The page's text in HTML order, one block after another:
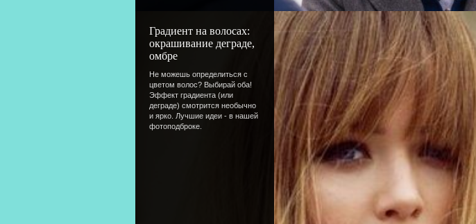
Градиент на волосах:
окрашивание деграде,
омбре
Не можешь определиться с
цветом волос? Выбирай оба!
Эффект градиента (или
деграде) смотрится необычно
и ярко. Лучшие идеи - в нашей
фотоподброке.